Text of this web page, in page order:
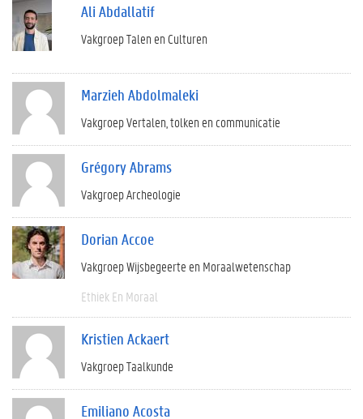
Ali Abdallatif
Vakgroep Talen en Culturen
Marzieh Abdolmaleki
Vakgroep Vertalen, tolken en communicatie
Grégory Abrams
Vakgroep Archeologie
Dorian Accoe
Vakgroep Wijsbegeerte en Moraalwetenschap
Ethiek En Moraal
Kristien Ackaert
Vakgroep Taalkunde
Emiliano Acosta